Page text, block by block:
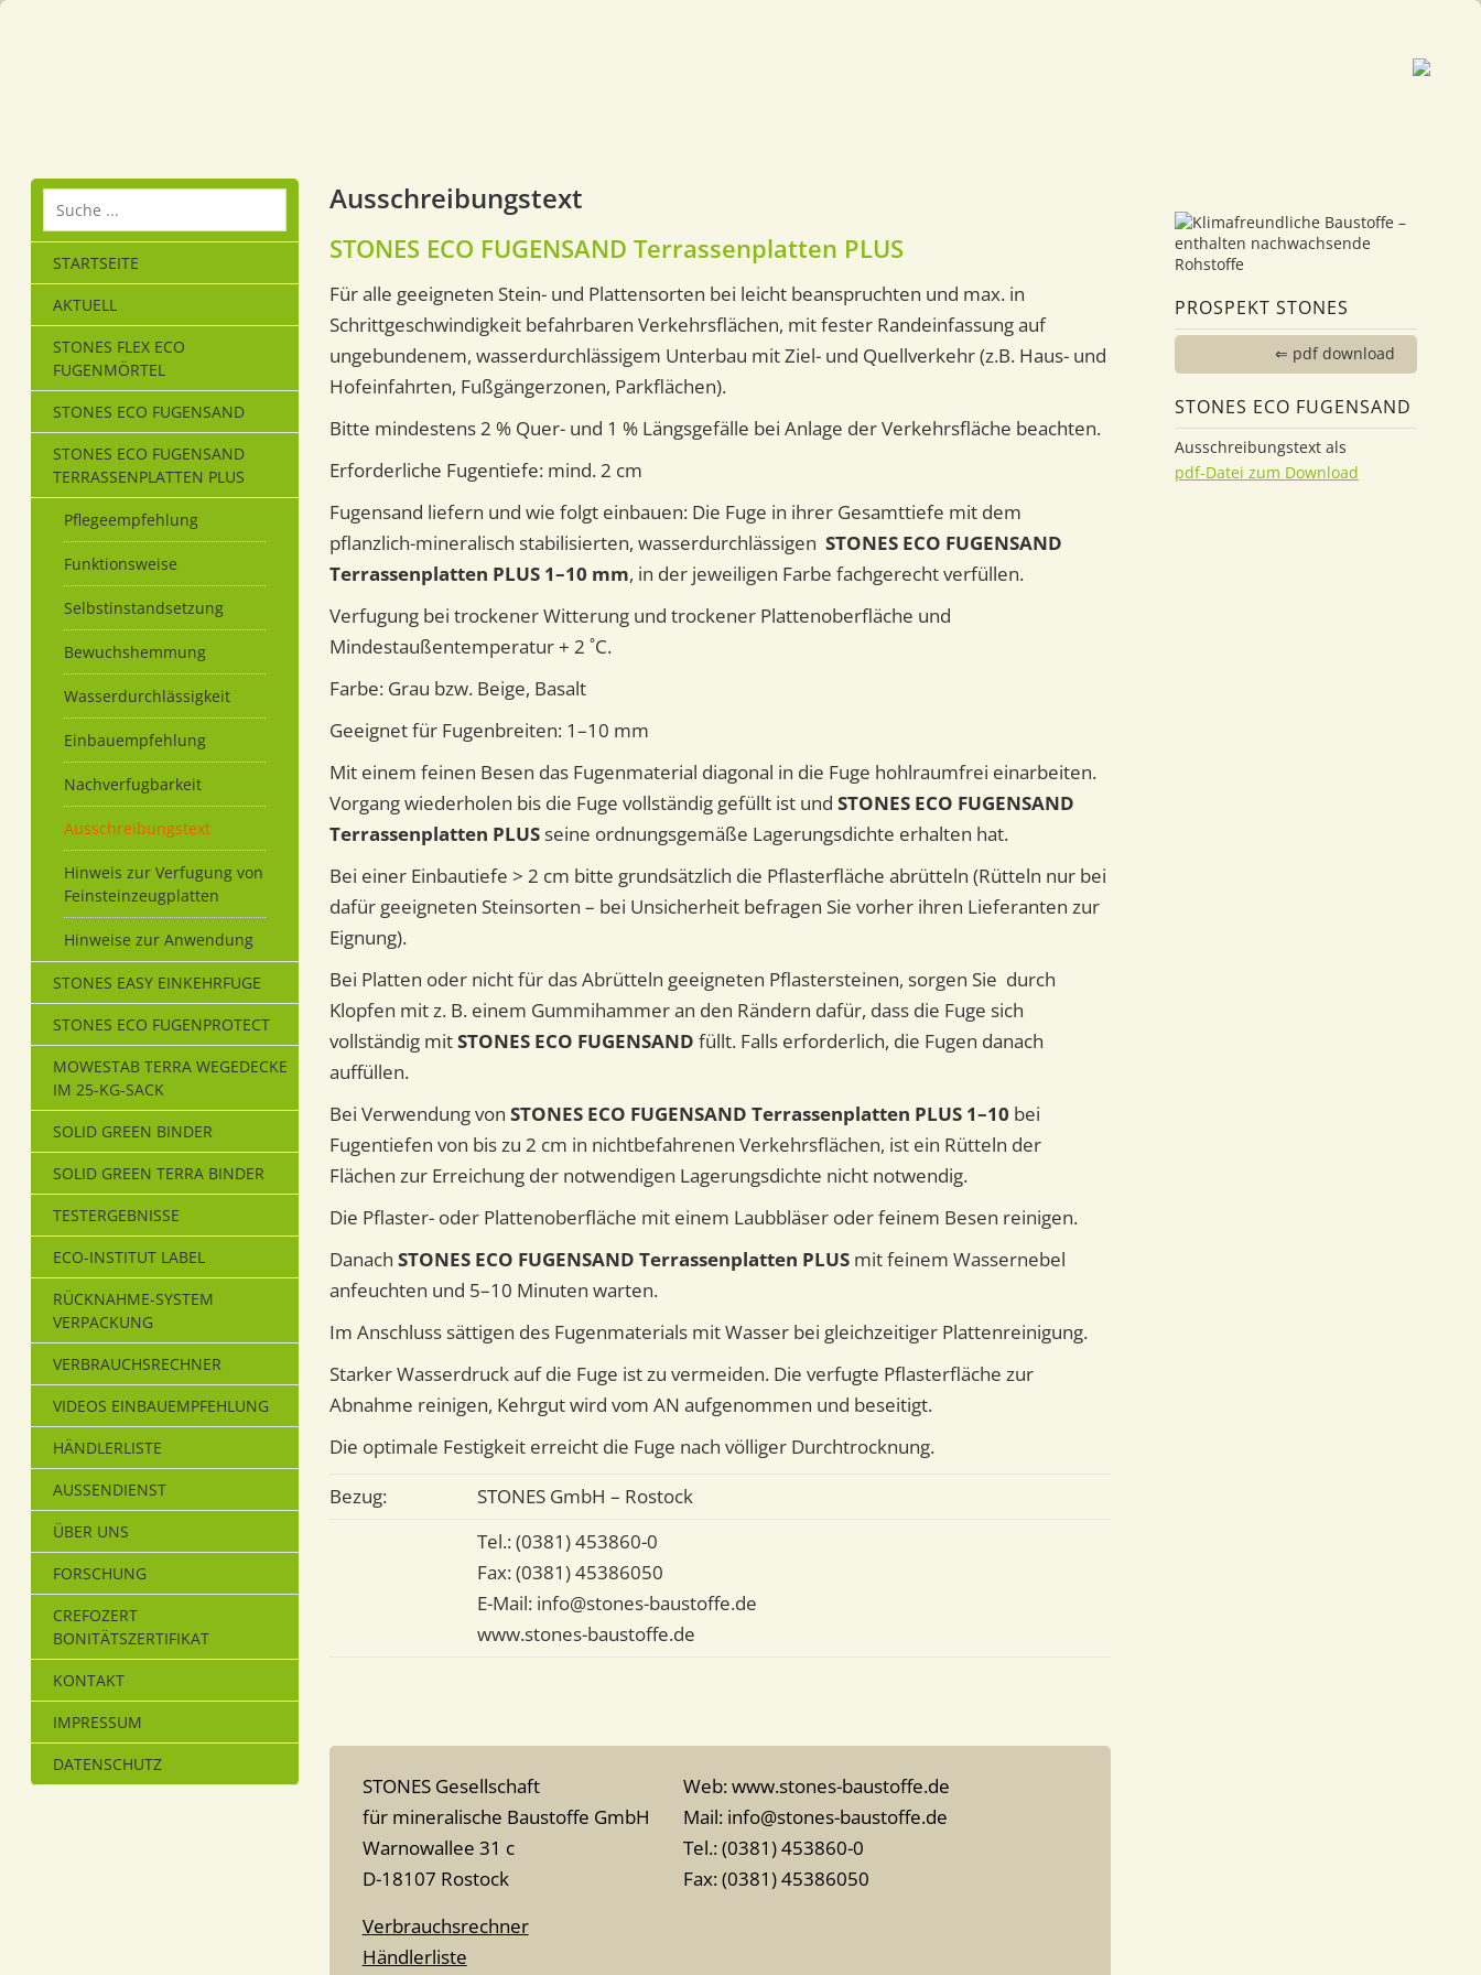
STARTSEITE
AKTUELL
STONES FLEX ECO
FUGENMÖRTEL
STONES ECO FUGENSAND
STONES ECO FUGENSAND
TERRASSENPLATTEN PLUS
Pflegeempfehlung
Funktionsweise
Selbstinstandsetzung
Bewuchshemmung
Wasserdurchlässigkeit
Einbauempfehlung
Nachverfugbarkeit
Ausschreibungstext
Hinweis zur Verfugung von
Feinsteinzeugplatten
Hinweise zur Anwendung
STONES EASY EINKEHRFUGE
STONES ECO FUGENPROTECT
MOWESTAB TERRA WEGEDECKE
IM 25-KG-SACK
SOLID GREEN BINDER
SOLID GREEN TERRA BINDER
TESTERGEBNISSE
ECO-INSTITUT LABEL
RÜCKNAHME-SYSTEM
VERPACKUNG
VERBRAUCHSRECHNER
VIDEOS EINBAUEMPFEHLUNG
HÄNDLERLISTE
AUSSENDIENST
ÜBER UNS
FORSCHUNG
CREFOZERT
BONITÄTSZERTIFIKAT
KONTAKT
IMPRESSUM
DATENSCHUTZ
Ausschreibungstext
STONES ECO FUGENSAND Terrassenplatten PLUS
Für alle geeigneten Stein- und Plattensorten bei leicht beanspruchten und max. in
Schrittgeschwindigkeit befahrbaren Verkehrsflächen, mit fester Randeinfassung auf
ungebundenem, wasserdurchlässigem Unterbau mit Ziel- und Quellverkehr (z.B. Haus- und
Hofeinfahrten, Fußgängerzonen, Parkflächen).
Bitte mindestens 2 % Quer- und 1 % Längsgefälle bei Anlage der Verkehrsfläche beachten.
Erforderliche Fugentiefe: mind. 2 cm
Fugensand liefern und wie folgt einbauen: Die Fuge in ihrer Gesamttiefe mit dem
pflanzlich-mineralisch stabilisierten, wasserdurchlässigen STONES ECO FUGENSAND
Terrassenplatten PLUS 1–10 mm, in der jeweiligen Farbe fachgerecht verfüllen.
Verfugung bei trockener Witterung und trockener Plattenoberfläche und
Mindestaußentemperatur + 2 ˚C.
Farbe: Grau bzw. Beige, Basalt
Geeignet für Fugenbreiten: 1–10 mm
Mit einem feinen Besen das Fugenmaterial diagonal in die Fuge hohlraumfrei einarbeiten.
Vorgang wiederholen bis die Fuge vollständig gefüllt ist und STONES ECO FUGENSAND
Terrassenplatten PLUSseine ordnungsgemäße Lagerungsdichte erhalten hat.
Bei einer Einbautiefe > 2 cm bitte grundsätzlich die Pflasterfläche abrütteln (Rütteln nur bei
dafür geeigneten Steinsorten – bei Unsicherheit befragen Sie vorher ihren Lieferanten zur
Eignung).
Bei Platten oder nicht für das Abrütteln geeigneten Pflastersteinen, sorgen Sie durch
Klopfen mit z. B. einem Gummihammer an den Rändern dafür, dass die Fuge sich
vollständig mitSTONES ECO FUGENSAND füllt. Falls erforderlich, die Fugen danach
auffüllen.
Bei Verwendung von STONES ECO FUGENSAND Terrassenplatten PLUS 1–10 bei
Fugentiefen von bis zu 2 cm in nichtbefahrenen Verkehrsflächen, ist ein Rütteln der
Flächen zur Erreichung der notwendigen Lagerungsdichte nicht notwendig.
Die Pflaster- oder Plattenoberfläche mit einem Laubbläser oder feinem Besen reinigen.
Danach STONES ECO FUGENSAND Terrassenplatten PLUSmit feinem Wassernebel
anfeuchten und 5–10 Minuten warten.
Im Anschluss sättigen des Fugenmaterials mit Wasser bei gleichzeitiger Plattenreinigung.
Starker Wasserdruck auf die Fuge ist zu vermeiden. Die verfugte Pflasterfläche zur
Abnahme reinigen, Kehrgut wird vom AN aufgenommen und beseitigt.
Die optimale Festigkeit erreicht die Fuge nach völliger Durchtrocknung.
Bezug:
STONES GmbH – Rostock
Tel.: (0381) 453860-0
Fax: (0381) 45386050
E-Mail: info@stones-baustoffe.de
www.stones-baustoffe.de
STONES Gesellschaft
für mineralische Baustoffe GmbH
Warnowallee 31 c
D-18107 Rostock
Web: www.stones-baustoffe.de
Mail: info@stones-baustoffe.de
Tel.: (0381) 453860-0
Fax: (0381) 45386050
Verbrauchsrechner
Händlerliste
PROSPEKT STONES
⇐ pdf download
STONES ECO FUGENSAND
Ausschreibungstext als
pdf-Datei zum Download